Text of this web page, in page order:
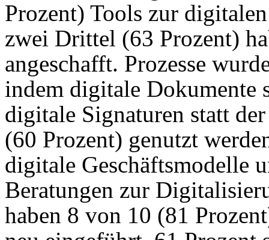
Prozent) Tools zur
zwei Drittel (63 Prozent)
angeschafft. Prozesse
indem digitale Dokumente
digitale Signaturen statt
(60 Prozent) genutzt
digitale Geschäftsmodelle
Beratungen zur
haben 8 von 10 (81